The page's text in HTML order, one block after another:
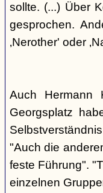
sollte. (...) Über
gesprochen.
‚Nerother' oder
Auch Hermann
Georgsplatz
"Auch die
feste Führung".
einzelnen